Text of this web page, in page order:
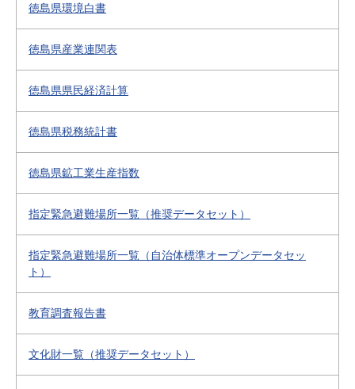
徳島県環境白書
徳島県産業連関表
徳島県県民経済計算
徳島県税務統計書
徳島県鉱工業生産指数
指定緊急避難場所一覧（推奨データセット）
指定緊急避難場所一覧（自治体標準オープンデータセッ
ト）
教育調査報告書
文化財一覧（推奨データセット）